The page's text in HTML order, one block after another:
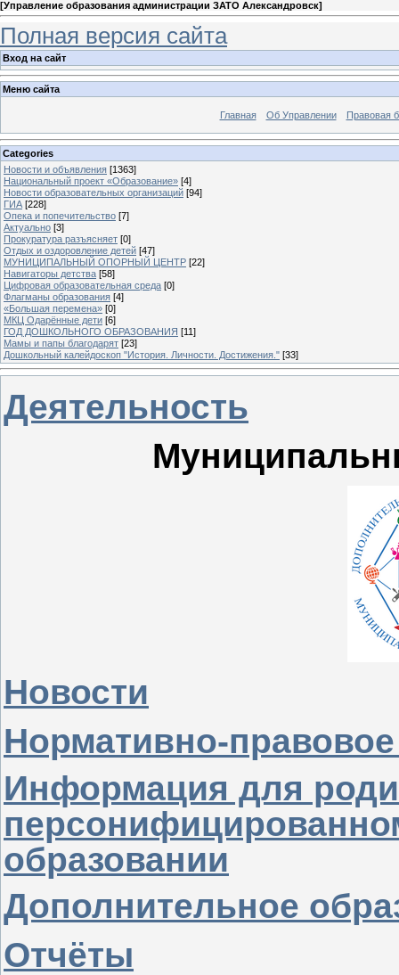
[Управление образования администрации ЗАТО Александровск]
Полная версия сайта
Вход на сайт
Меню сайта
Главная Об Управлении Правовая
Categories
Новости и объявления [1363]
Национальный проект «Образование» [4]
Новости образовательных организаций [94]
ГИА [228]
Опека и попечительство [7]
Актуально [3]
Прокуратура разъясняет [0]
Отдых и оздоровление детей [47]
МУНИЦИПАЛЬНЫЙ ОПОРНЫЙ ЦЕНТР [22]
Навигаторы детства [58]
Цифровая образовательная среда [0]
Флагманы образования [4]
«Большая перемена» [0]
МКЦ Одарённые дети [6]
ГОД ДОШКОЛЬНОГО ОБРАЗОВАНИЯ [11]
Мамы и папы благодарят [23]
Дошкольный калейдоскоп "История. Личности. Достижения." [33]
Деятельность
Новости
Нормативно-
Информация для
образовании
Дополнительное
Отчёты